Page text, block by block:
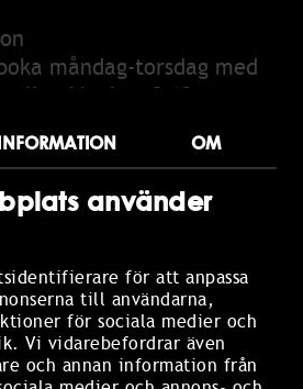
OM
använder
för att anpassa
till användarna,
för sociala medier och
Vi vidarebefordrar även
och annan information från
måndag-torsdag med
klockan 9-13.
035-333 75.
går inte att boka under vår